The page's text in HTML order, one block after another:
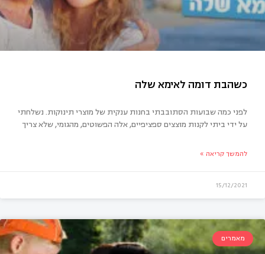
לפני כמה שבועות הסתובבתי בחנות ענקית של מוצרי תינוקות. נשלחתי
על ידי ביתי לקנות מוצצים ספציפיים, אלה הפשוטים, מהגומי, שלא צריך
להמשך קריאה »
15/12/2021
מאמרים